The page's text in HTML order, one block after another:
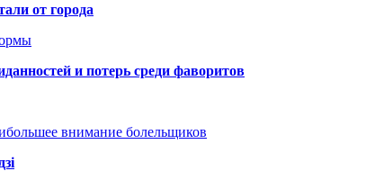
от города
и потерь среди фаворитов
внимание болельщиков